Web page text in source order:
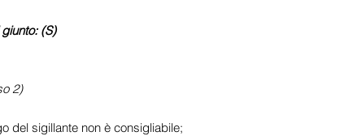
(S)
2)
del sigillante non è consigliabile;